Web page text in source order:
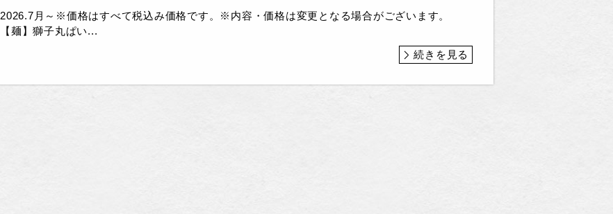
2026.7月～※価格はすべて税込み価格です。※内容・価格は変更となる場合がございます。
【麺】獅子丸ぱい...
続きを見る